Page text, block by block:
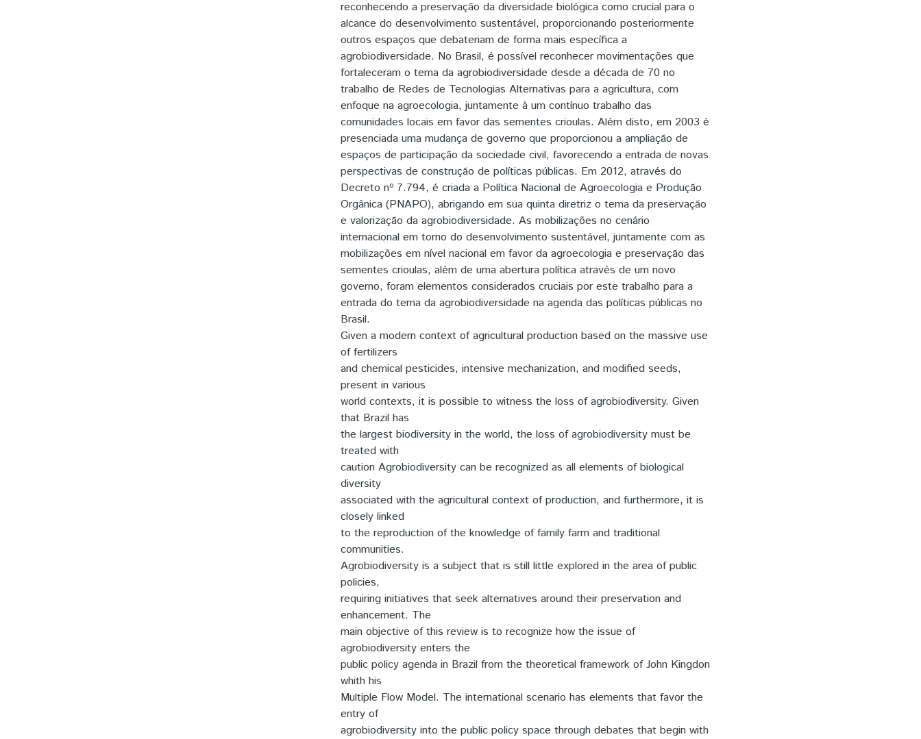
reconhecendo a preservação da diversidade biológica como crucial para o
alcance do desenvolvimento sustentável, proporcionando posteriormente
outros espaços que debateriam de forma mais específica a
agrobiodiversidade. No Brasil, é possível reconhecer movimentações que
fortaleceram o tema da agrobiodiversidade desde a década de 70 no
trabalho de Redes de Tecnologias Alternativas para a agricultura, com
enfoque na agroecologia, juntamente à um contínuo trabalho das
comunidades locais em favor das sementes crioulas. Além disto, em 2003 é
presenciada uma mudança de governo que proporcionou a ampliação de
espaços de participação da sociedade civil, favorecendo a entrada de novas
perspectivas de construção de políticas públicas. Em 2012, através do
Decreto nº 7.794, é criada a Política Nacional de Agroecologia e Produção
Orgânica (PNAPO), abrigando em sua quinta diretriz o tema da preservação
e valorização da agrobiodiversidade. As mobilizações no cenário
internacional em torno do desenvolvimento sustentável, juntamente com as
mobilizações em nível nacional em favor da agroecologia e preservação das
sementes crioulas, além de uma abertura política através de um novo
governo, foram elementos considerados cruciais por este trabalho para a
entrada do tema da agrobiodiversidade na agenda das políticas públicas no
Brasil.
Given a modern context of agricultural production based on the massive use
of fertilizers
and chemical pesticides, intensive mechanization, and modified seeds,
present in various
world contexts, it is possible to witness the loss of agrobiodiversity. Given
that Brazil has
the largest biodiversity in the world, the loss of agrobiodiversity must be
treated with
caution Agrobiodiversity can be recognized as all elements of biological
diversity
associated with the agricultural context of production, and furthermore, it is
closely linked
to the reproduction of the knowledge of family farm and traditional
communities.
Agrobiodiversity is a subject that is still little explored in the area of public
policies,
requiring initiatives that seek alternatives around their preservation and
enhancement. The
main objective of this review is to recognize how the issue of
agrobiodiversity enters the
public policy agenda in Brazil from the theoretical framework of John Kingdon
whith his
Multiple Flow Model. The international scenario has elements that favor the
entry of
agrobiodiversity into the public policy space through debates that begin with